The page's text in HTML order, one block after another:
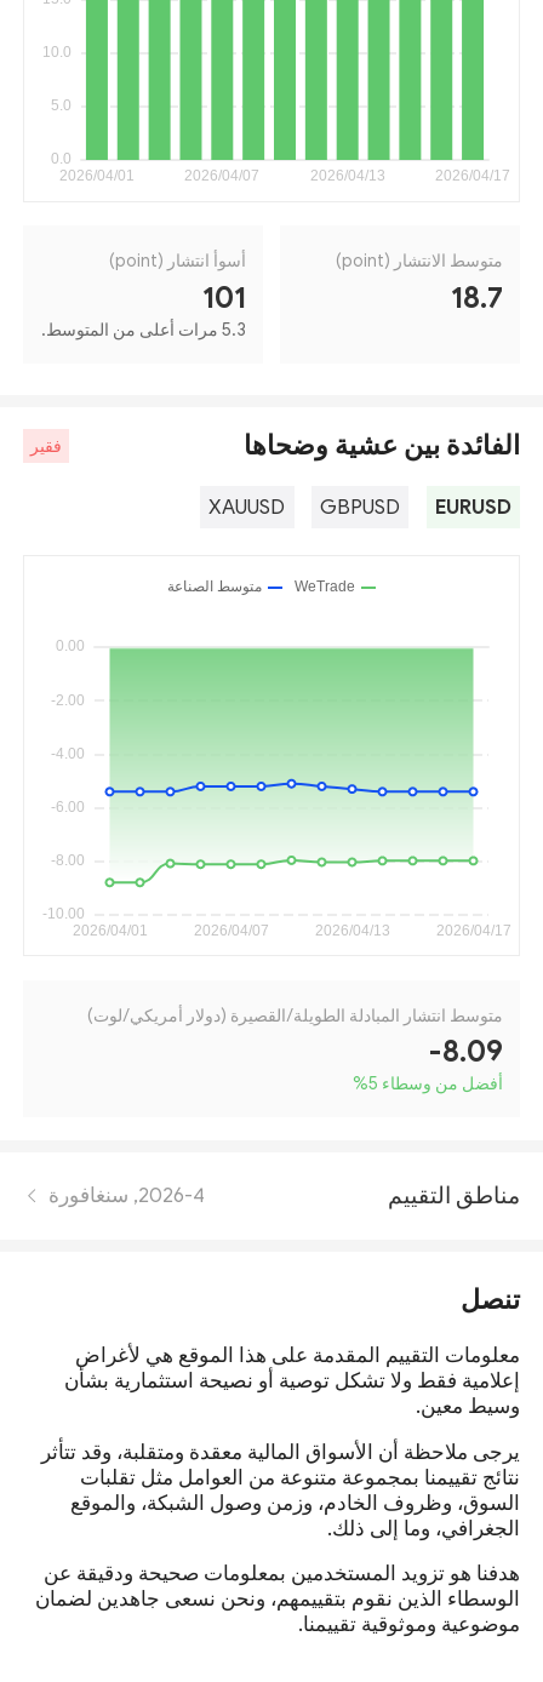
متوسط الانتشار (point)
18.7
أسوأ انتشار (point)
101
5.3 مرات أعلى من المتوسط.
الفائدة بين عشية وضحاها فقير
EURUSD
GBPUSD
XAUUSD
متوسط انتشار المبادلة الطويلة/القصيرة (دولار أمريكي/لوت)
-8.09
أفضل من وسطاء 5 %
مناطق التقييم 2026-4, سنغافورة
تنصل
معلومات التقييم المقدمة على هذا الموقع هي لأغراض
إعلامية فقط ولا تشكل توصية أو نصيحة استثمارية بشأن
وسيط معين.
يرجى ملاحظة أن الأسواق المالية معقدة ومتقلبة، وقد تتأثر
نتائج تقييمنا بمجموعة متنوعة من العوامل مثل تقلبات
السوق، وظروف الخادم، وزمن وصول الشبكة، والموقع
الجغرافي، وما إلى ذلك.
هدفنا هو تزويد المستخدمين بمعلومات صحيحة ودقيقة عن
الوسطاء الذين نقوم بتقييمهم، ونحن نسعى جاهدين لضمان
موضوعية وموثوقية تقييمنا.